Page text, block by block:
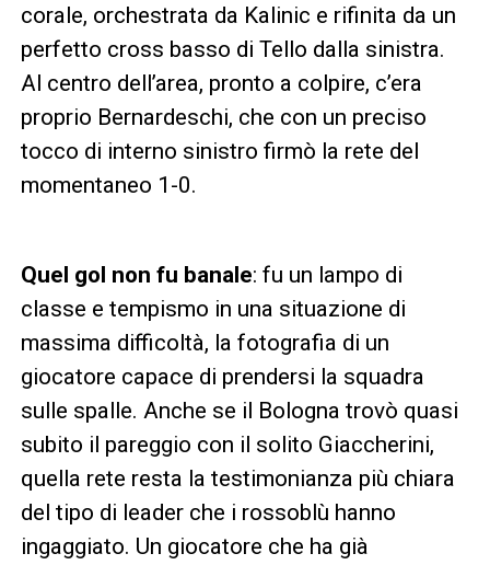
corale, orchestrata da Kalinic e rifinita da un
perfetto cross basso di Tello dalla sinistra.
Al centro dell’area, pronto a colpire, c’era
proprio Bernardeschi, che con un preciso
tocco di interno sinistro firmò la rete del
momentaneo 1-0.
Quel gol non fu banale: fu un lampo di
classe e tempismo in una situazione di
massima difficoltà, la fotografia di un
giocatore capace di prendersi la squadra
sulle spalle. Anche se il Bologna trovò quasi
subito il pareggio con il solito Giaccherini,
quella rete resta la testimonianza più chiara
del tipo di leader che i rossoblù hanno
ingaggiato. Un giocatore che ha già